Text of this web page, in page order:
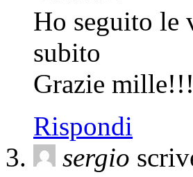
Ho seguito le
subito
Grazie mille!!!
Rispondi
sergio